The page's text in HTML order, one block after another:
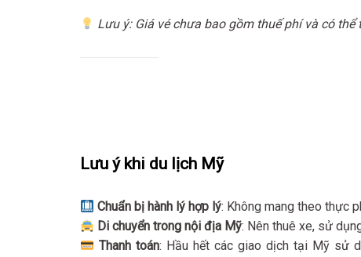
Lưu ý: Giá vé chưa bao gồm thuế phí và có
Lưu ý khi du lịch Mỹ
Chuẩn bị hành lý hợp lý: Không mang theo thực
Di chuyển trong nội địa Mỹ: Nên thuê xe, sử
Thanh toán: Hầu hết các giao dịch tại Mỹ sử